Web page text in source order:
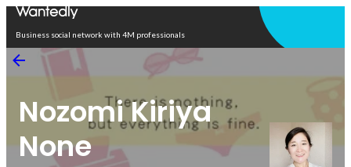
Business social network with 4M professionals
Nozomi Kiriya
None